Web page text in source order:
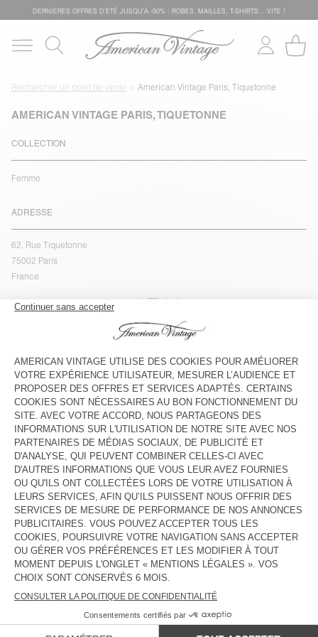
DERNIÈRES OFFRES D'ÉTÊ JUSQU'À -50% : ROBES, MAILLES, T-SHIRTS... VITE !
Rechercher un point de vente American Vintage Paris, Tiquetonne
AMERICAN VINTAGE PARIS, TIQUETONNE
COLLECTION
Femme
ADRESSE
62, Rue Tiquetonne
75002 Paris
France
voir l''itinéraire
Lundi
10:30 - 19:30
Mardi
10:30 - 19:30
Mercredi
10:30 - 19:30
Jeudi
10:30 - 19:30
Vendredi
10:30 - 19:30
Samedi
10:30 - 19:30
Dimanche
Fermé
CONTACT
Tél. :(+33) 01 42 21 46 73
E-mail :contact@americanvintage-store.com
LANGUE :